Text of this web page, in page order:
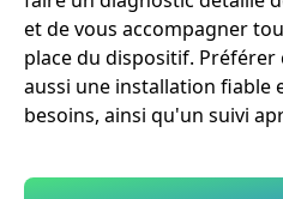
et de vous accompagner
place du dispositif.
aussi une installation fiable
besoins, ainsi qu'un suivi